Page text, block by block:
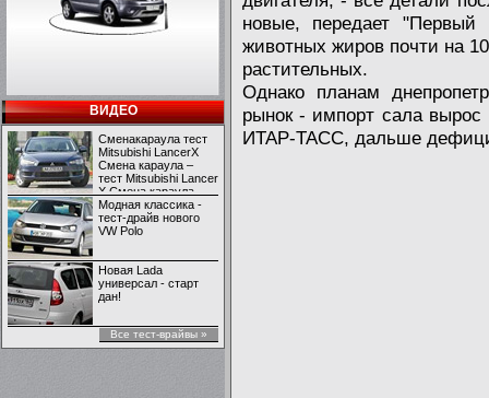
ВИДЕО
Сменакараула тест
Mitsubishi LancerX
Смена караула –
тест Mitsubishi Lancer
X Смена караула –
тест Mitsubishi Lancer
X
Модная классика -
тест-драйв нового
VW Polo
Новая Lada
универсал - старт
дан!
Все тест-врайвы »
новые, передает
животных жиров почти на
растительных.
Однако планам
рынок - импорт сала
ИТАР-ТАСС, дальше